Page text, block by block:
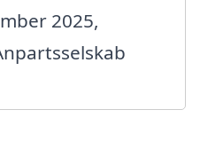
2025,